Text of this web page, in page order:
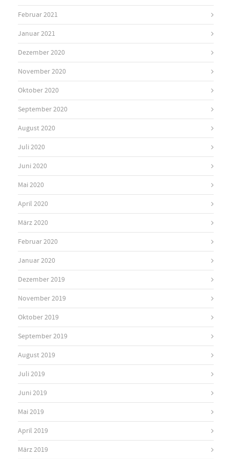
Februar 2021
Januar 2021
Dezember 2020
November 2020
Oktober 2020
September 2020
August 2020
Juli 2020
Juni 2020
Mai 2020
April 2020
März 2020
Februar 2020
Januar 2020
Dezember 2019
November 2019
Oktober 2019
September 2019
August 2019
Juli 2019
Juni 2019
Mai 2019
April 2019
März 2019